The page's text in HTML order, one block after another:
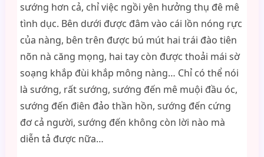
sướng hơn cả, chỉ việc ngồi yên hưởng thụ đê mê
tình dục. Bên dưới được đâm vào cái lồn nóng rực
của nàng, bên trên được bú mút hai trái đào tiên
nõn nà căng mọng, hai tay còn được thoải mái sờ
soạng khắp đùi khắp mông nàng… Chỉ có thể nói
là sướng, rất sướng, sướng đến mê muội đầu óc,
sướng đến điên đảo thần hồn, sướng đến cứng
đơ cả người, sướng đến không còn lời nào mà
diễn tả được nữa…